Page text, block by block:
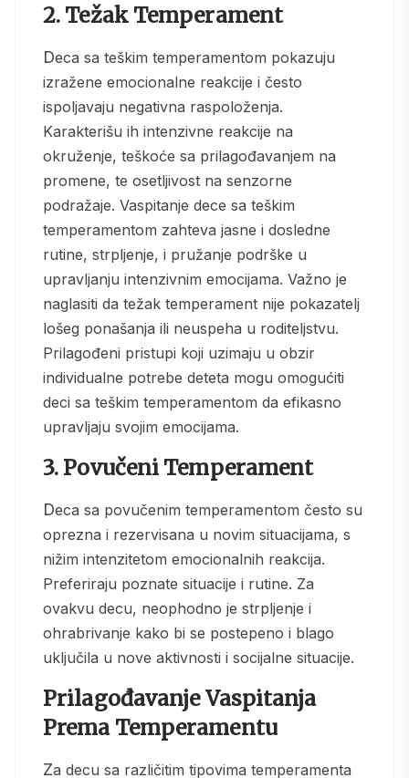
2. Težak Temperament
Deca sa teškim temperamentom pokazuju
izražene emocionalne reakcije i često
ispoljavaju negativna raspoloženja.
Karakterišu ih intenzivne reakcije na
okruženje, teškoće sa prilagođavanjem na
promene, te osetljivost na senzorne
podražaje. Vaspitanje dece sa teškim
temperamentom zahteva jasne i dosledne
rutine, strpljenje, i pružanje podrške u
upravljanju intenzivnim emocijama. Važno je
naglasiti da težak temperament nije pokazatelj
lošeg ponašanja ili neuspeha u roditeljstvu.
Prilagođeni pristupi koji uzimaju u obzir
individualne potrebe deteta mogu omogućiti
deci sa teškim temperamentom da efikasno
upravljaju svojim emocijama.
3. Povučeni Temperament
Deca sa povučenim temperamentom često su
oprezna i rezervisana u novim situacijama, s
nižim intenzitetom emocionalnih reakcija.
Preferiraju poznate situacije i rutine. Za
ovakvu decu, neophodno je strpljenje i
ohrabrivanje kako bi se postepeno i blago
uključila u nove aktivnosti i socijalne situacije.
Prilagođavanje Vaspitanja
Prema Temperamentu
Za decu sa različitim tipovima temperamenta